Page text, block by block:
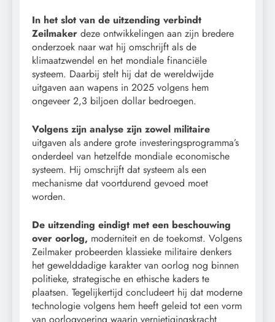
In het slot van de uitzending verbindt
Zeilmaker deze ontwikkelingen aan zijn bredere
onderzoek naar wat hij omschrijft als de
klimaatzwendel en het mondiale financiële
systeem. Daarbij stelt hij dat de wereldwijde
uitgaven aan wapens in 2025 volgens hem
ongeveer 2,3 biljoen dollar bedroegen.
Volgens zijn analyse zijn zowel militaire
uitgaven als andere grote investeringsprogramma’s
onderdeel van hetzelfde mondiale economische
systeem. Hij omschrijft dat systeem als een
mechanisme dat voortdurend gevoed moet
worden.
De uitzending eindigt met een beschouwing
over oorlog, moderniteit en de toekomst. Volgens
Zeilmaker probeerden klassieke militaire denkers
het gewelddadige karakter van oorlog nog binnen
politieke, strategische en ethische kaders te
plaatsen. Tegelijkertijd concludeert hij dat moderne
technologie volgens hem heeft geleid tot een vorm